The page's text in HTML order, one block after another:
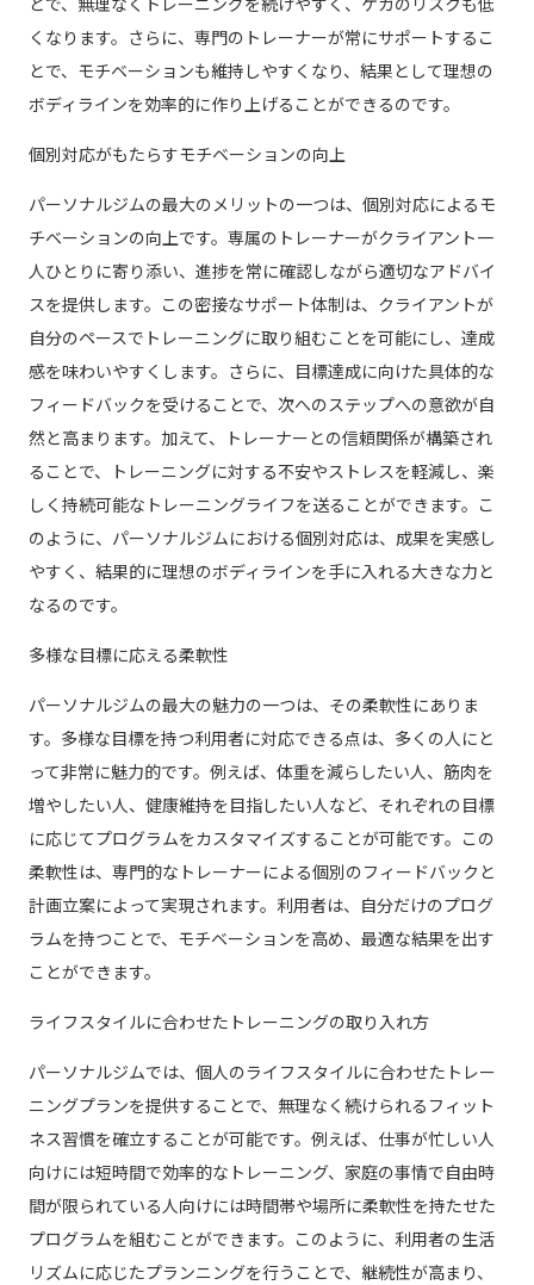
くなります。さらに、専門のトレーナーが常にサポートするこ
とで、モチベーションも維持しやすくなり、結果として理想の
ボディラインを効率的に作り上げることができるのです。
個別対応がもたらすモチベーションの向上
パーソナルジムの最大のメリットの一つは、個別対応によるモ
チベーションの向上です。専属のトレーナーがクライアント一
人ひとりに寄り添い、進捗を常に確認しながら適切なアドバイ
スを提供します。この密接なサポート体制は、クライアントが
自分のペースでトレーニングに取り組むことを可能にし、達成
感を味わいやすくします。さらに、目標達成に向けた具体的な
フィードバックを受けることで、次へのステップへの意欲が自
然と高まります。加えて、トレーナーとの信頼関係が構築され
ることで、トレーニングに対する不安やストレスを軽減し、楽
しく持続可能なトレーニングライフを送ることができます。こ
のように、パーソナルジムにおける個別対応は、成果を実感し
やすく、結果的に理想のボディラインを手に入れる大きな力と
なるのです。
多様な目標に応える柔軟性
パーソナルジムの最大の魅力の一つは、その柔軟性にありま
す。多様な目標を持つ利用者に対応できる点は、多くの人にと
って非常に魅力的です。例えば、体重を減らしたい人、筋肉を
増やしたい人、健康維持を目指したい人など、それぞれの目標
に応じてプログラムをカスタマイズすることが可能です。この
柔軟性は、専門的なトレーナーによる個別のフィードバックと
計画立案によって実現されます。利用者は、自分だけのプログ
ラムを持つことで、モチベーションを高め、最適な結果を出す
ことができます。
ライフスタイルに合わせたトレーニングの取り入れ方
パーソナルジムでは、個人のライフスタイルに合わせたトレー
ニングプランを提供することで、無理なく続けられるフィット
ネス習慣を確立することが可能です。例えば、仕事が忙しい人
向けには短時間で効率的なトレーニング、家庭の事情で自由時
間が限られている人向けには時間帯や場所に柔軟性を持たせた
プログラムを組むことができます。このように、利用者の生活
リズムに応じたプランニングを行うことで、継続性が高まり、